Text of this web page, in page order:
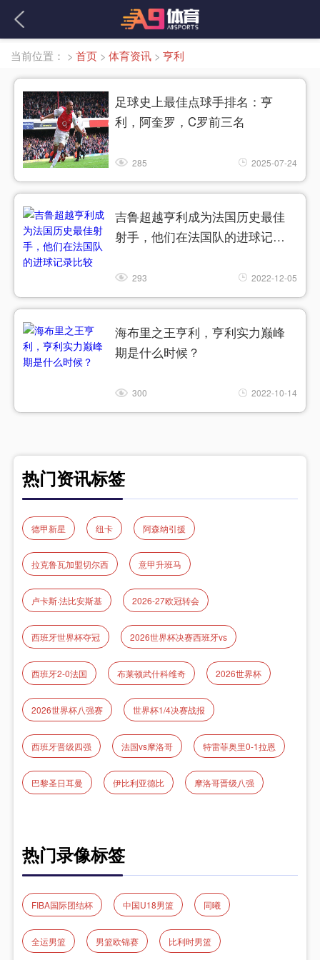
当前位置： > 首页 > 体育资讯 > 亨利
足球史上最佳点球手排名：亨
利，阿奎罗，C罗前三名
285 2025-07-24
吉鲁超越亨利成为法国历史最佳
射手，他们在法国队的进球记录
293 2022-12-05
海布里之王亨利，亨利实力巅峰
期是什么时候？
300 2022-10-14
热门资讯标签
德甲新星 纽卡 阿森纳引援
拉克鲁瓦加盟切尔西 意甲升班马
卢卡斯·法比安斯基 2026-27欧冠转会
西班牙世界杯夺冠 2026世界杯决赛西班牙vs
西班牙2-0法国 布莱顿武什科维奇 2026世界杯
2026世界杯八强赛 世界杯1/4决赛战报
西班牙晋级四强 法国vs摩洛哥 特雷菲奥里0-1拉恩
巴黎圣日耳曼 伊比利亚德比 摩洛哥晋级八强
热门录像标签
FIBA国际团结杯 中国U18男篮 同曦
全运男篮 男篮欧锦赛 比利时男篮